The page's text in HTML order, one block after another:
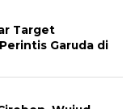
Target
Garuda di